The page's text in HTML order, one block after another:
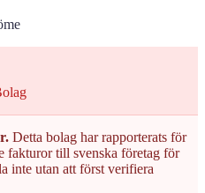
Detta bolag har rapporterats för
fakturor till svenska företag för
inte utan att först verifiera